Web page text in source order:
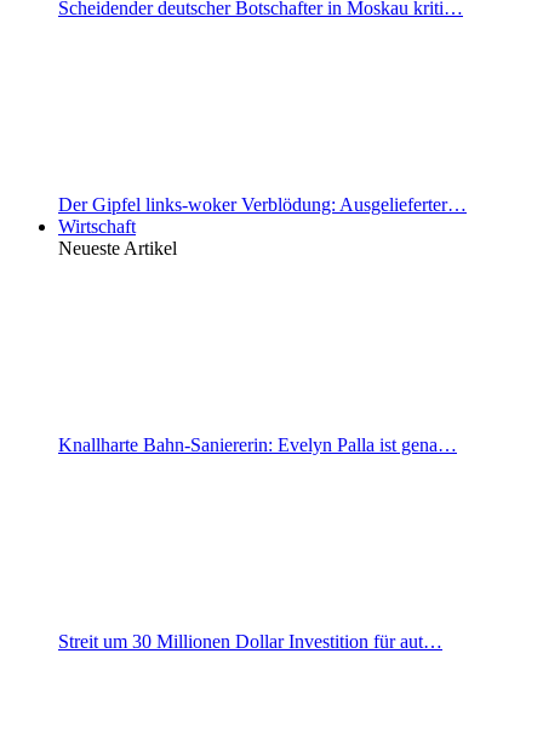
Scheidender deutscher Botschafter in Moskau kriti…
Der Gipfel links-woker Verblödung: Ausgelieferter…
Wirtschaft
Neueste Artikel
Knallharte Bahn-Saniererin: Evelyn Palla ist gena…
Streit um 30 Millionen Dollar Investition für aut…